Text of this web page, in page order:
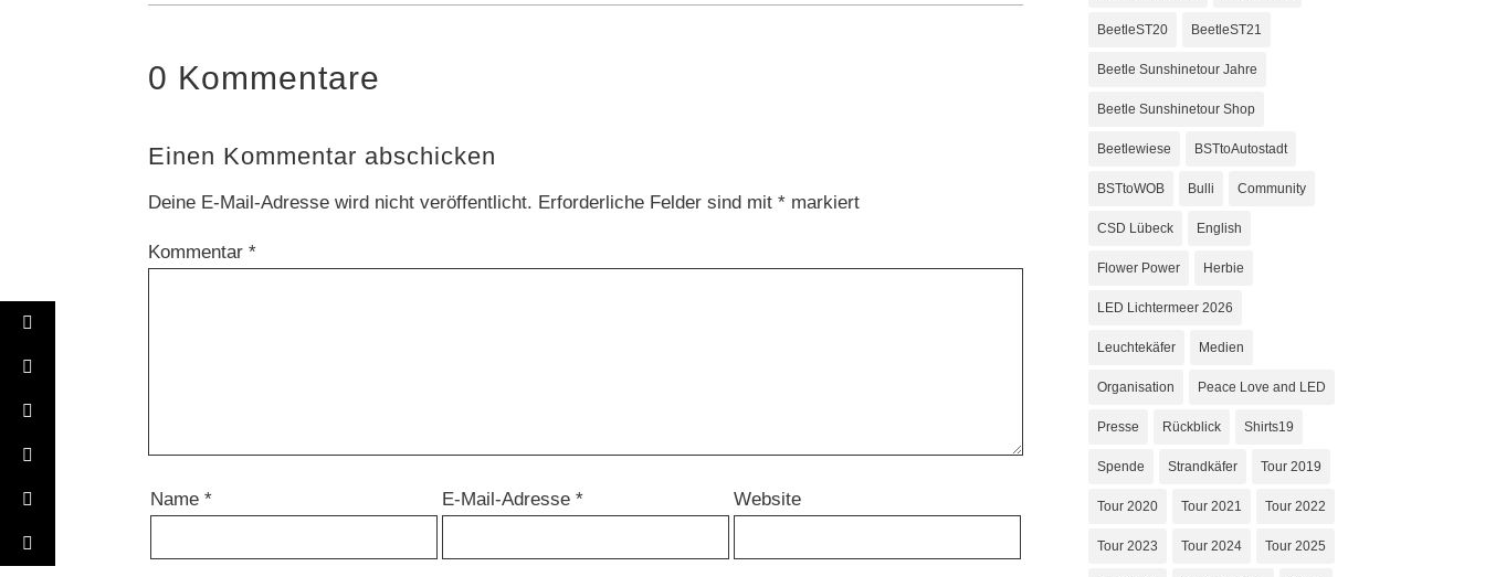
0 Kommentare
Einen Kommentar abschicken
Deine E-Mail-Adresse wird nicht veröffentlicht. Erforderliche Felder sind mit* markiert
Kommentar*
Name* E-Mail-Adresse* Website
BeetleST20 BeetleST21
Beetle Sunshinetour Jahre
Beetle Sunshinetour Shop
Beetlewiese BSTtoAutostadt
BSTtoWOB Bulli Community
CSD Lübeck English
Flower Power Herbie
LED Lichtermeer 2026
Leuchtekäfer Medien
Organisation Peace Love and LED
Presse Rückblick Shirts19
Spende Strandkäfer Tour 2019
Tour 2020 Tour 2021 Tour 2022
Tour 2023 Tour 2024 Tour 2025